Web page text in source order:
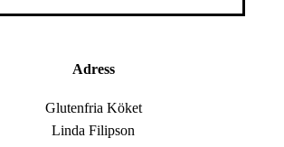
Adress
Glutenfria Köket
Linda Filipson